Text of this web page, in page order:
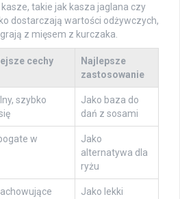
takie jak kasza jaglana czy
dostarczają wartości odżywczych,
z mięsem z kurczaka.
cechy
Najlepsze
zastosowanie
szybko
Jako baza do
dań z sosami
w
Jako
alternatywa dla
ryżu
Jako lekki